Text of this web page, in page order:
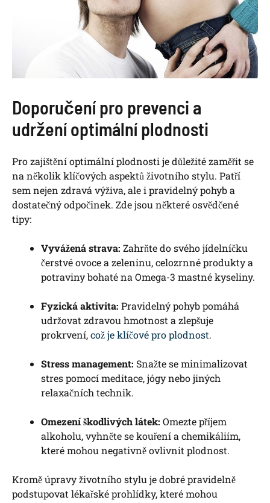
Doporučení pro prevenci a
udržení optimální plodnosti
Pro zajištění optimální plodnosti je důležité zaměřit se
na několik klíčových aspektů životního stylu. Patří
sem nejen zdravá výživa, ale i pravidelný pohyb a
dostatečný odpočinek. Zde jsou některé osvědčené
tipy:
Vyvážená strava: Zahrňte do svého jídelníčku
čerstvé ovoce a zeleninu, celozrnné produkty a
potraviny bohaté na Omega-3 mastné kyseliny.
Fyzická aktivita: Pravidelný pohyb pomáhá
udržovat zdravou hmotnost a zlepšuje
prokrvení,což je klíčové pro plodnost.
Stress management: Snažte se minimalizovat
stres pomocí meditace, jógy nebo jiných
relaxačních technik.
Omezení škodlivých látek: Omezte příjem
alkoholu, vyhněte se kouření a chemikáliím,
které mohou negativně ovlivnit plodnost.
Kromě úpravy životního stylu je dobré pravidelně
podstupovat lékařské prohlídky, které mohou